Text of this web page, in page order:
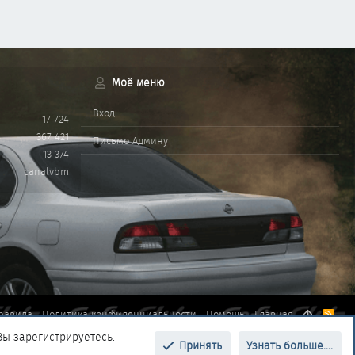
17 724
367 421
13 374
canalvbm
Моё меню
Вход
Письмо Админу
Политика конфиденциальности Помощь Главная
R
зарегистрируетесь.
Принять Узнать больше....